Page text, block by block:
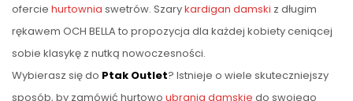
ofercie hurtownia swetrów. Szarykardigan damski z długim
rękawem OCH BELLA to propozycja dla każdej kobiety ceniącej
sobie klasykę z nutką nowoczesności.
Wybierasz się do Ptak Outlet? Istnieje o wiele skuteczniejszy
sposób, by zamówić hurtowo ubrania damskie do swojego